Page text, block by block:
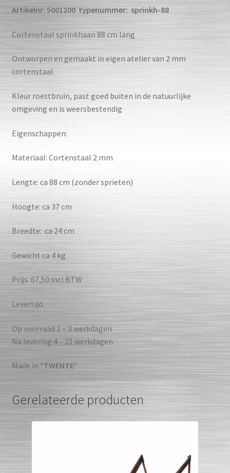
Artikelnr: 5001200typenummer: sprinkh-88
Cortenstaal sprinkhaan 88 cm lang
Ontworpen en gemaakt in eigen atelier van 2 mm
cortenstaal
Kleur roestbruin, past goed buiten in de natuurlijke
omgeving en is weersbestendig
Eigenschappen:
Materiaal: Cortenstaal 2 mm
Lengte: ca 88 cm (zonder sprieten)
Hoogte: ca 37 cm
Breedte: ca 24 cm
Gewicht ca 4 kg
Prijs: 67,50 incl BTW
Levertijd.
Op voorraad 1 – 3 werkdagen
Na levering 4 – 21 werkdagen
Made in “TWENTE”
Gerelateerde producten